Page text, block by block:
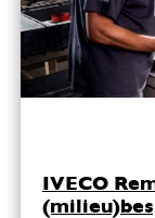
IVECO